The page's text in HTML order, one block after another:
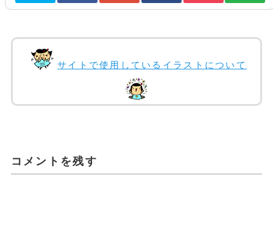
サイトで使用しているイラストについて
コメントを残す